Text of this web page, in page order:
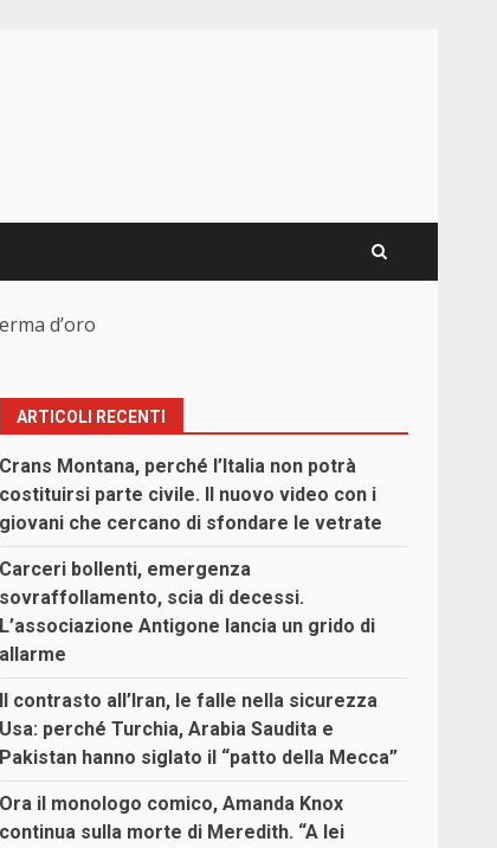
d’oro
ARTICOLI RECENTI
Crans Montana, perché l’Italia non potrà
costituirsi parte civile. Il nuovo video con i
giovani che cercano di sfondare le vetrate
Carceri bollenti, emergenza
sovraffollamento, scia di decessi.
L’associazione Antigone lancia un grido di
allarme
Il contrasto all’Iran, le falle nella sicurezza
Usa: perché Turchia, Arabia Saudita e
Pakistan hanno siglato il “patto della Mecca”
Ora il monologo comico, Amanda Knox
continua sulla morte di Meredith. “A lei